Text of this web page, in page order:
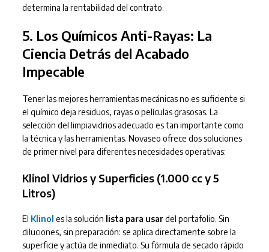
determina la rentabilidad del contrato.
5. Los Químicos Anti-Rayas: La
Ciencia Detrás del Acabado
Impecable
Tener las mejores herramientas mecánicas no es suficiente si
el químico deja residuos, rayas o películas grasosas. La
selección del limpiavidrios adecuado es tan importante como
la técnica y las herramientas. Novaseo ofrece dos soluciones
de primer nivel para diferentes necesidades operativas:
Klinol Vidrios y Superficies (1.000 cc y 5
Litros)
El Klinol es la solución lista para usardel portafolio. Sin
diluciones, sin preparación: se aplica directamente sobre la
superficie y actúa de inmediato. Su fórmula de secado rápido